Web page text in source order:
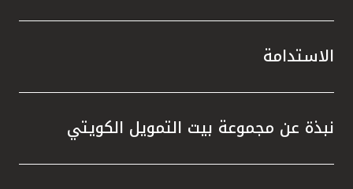
الاستدامة
نبذة عن مجموعة بيت التمويل الكويتي